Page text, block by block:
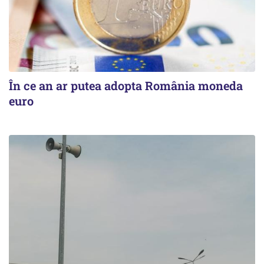
În ce an ar putea adopta România moneda
euro